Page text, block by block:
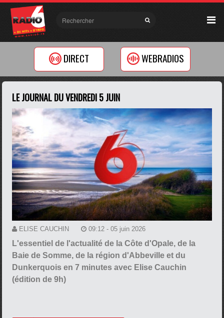
DIRECT WEBRADIOS
LE JOURNAL DU VENDREDI 5 JUIN
ELISE CAUCHIN 09:12 - 05 juin 2026
L'essentiel de l'actualité de la Côte d'Opale, de la
Baie de Somme, de la région d'Abbeville et du
Dunkerquois en 7 minutes avec Elise Cauchin
(édition de 9h)